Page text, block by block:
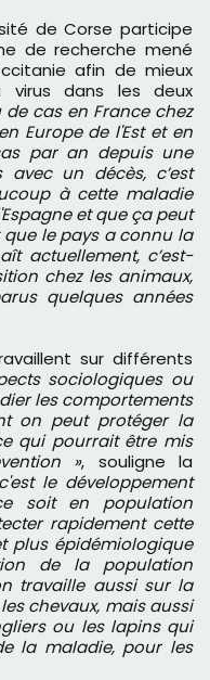
de Corse participe
de recherche mené
afin de mieux
virus dans les deux
de cas en France chez
Europe de l'Est et en
par an depuis une
un décès, c’est
à cette maladie
et que ça peut
le pays a connu la
actuellement, c’est-
chez les animaux,
quelques années
sur différents
sociologiques ou
les comportements
on peut protéger la
qui pourrait être mis
», souligne la
le développement
soit en population
rapidement cette
plus épidémiologique
de la population
travaille aussi sur la
chevaux, mais aussi
ou les lapins qui
la maladie, pour les